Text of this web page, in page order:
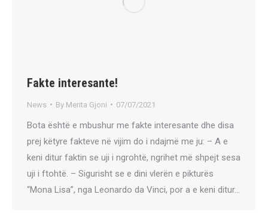
Fakte interesante!
News By Merita Gjoni 07/07/2021
Bota është e mbushur me fakte interesante dhe disa
prej këtyre fakteve në vijim do i ndajmë me ju: – A e
keni ditur faktin se uji i ngrohtë, ngrihet më shpejt sesa
uji i ftohtë. – Sigurisht se e dini vlerën e pikturës
“Mona Lisa”, nga Leonardo da Vinci, por a e keni ditur…